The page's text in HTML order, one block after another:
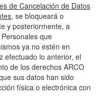
de Cancelación de Datos
, se bloqueará o
y posteriormente, a
que
ya no estén en
efectuado lo anterior, el
de los derechos ARCO
sus datos han sido
física o electrónica con